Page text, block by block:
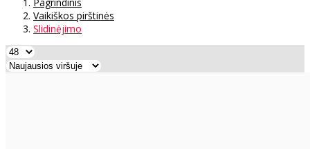
Vaikiškos pirštinės
Slidinėjimo